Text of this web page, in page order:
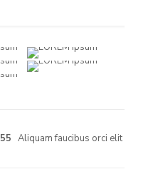
55 Aliquam faucibus orci elit